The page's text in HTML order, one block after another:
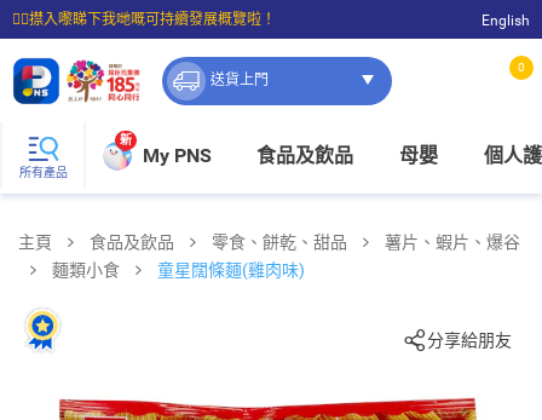
☝🏼㩒入嚟睇下我哋嘅可持續發展概覽啦！
⭐購物滿$399即享免費送貨；滿$100即可免費店取。
English
送貨上門
0
所有產品
新
My PNS 食品及飲品 母嬰 個人
主頁 食品及飲品 零食、餅乾、甜品
薯片、蝦片、爆谷
麵類小食
童星闊條麵(雞肉味)
分享給朋友